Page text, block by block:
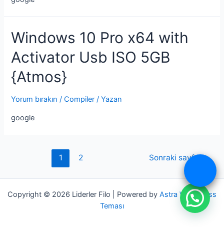
Windows 10 Pro x64 with
Activator Usb ISO 5GB
{Atmos}
Yorum bırakın /Compiler / Yazan
google
1 2 Sonraki sayfa→
Copyright © 2026 Liderler Filo | Powered by Astra WordPress
Teması